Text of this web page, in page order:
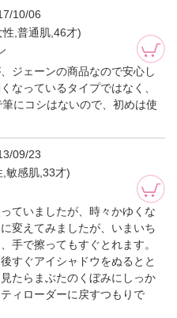
10/06
,普通肌,46才)
ジェーンの商品なので安心し
なっているタイプではなく、
にコシはないので、初めは使
09/23
敏感肌,33才)
ていましたが、時々かゆくな
変えてみましたが、いまいち
手で擦ってもすぐとれます。
すぐアイシャドウをぬるとと
たらまぶたのくぼみにしっか
ィローダーに戻すつもりで